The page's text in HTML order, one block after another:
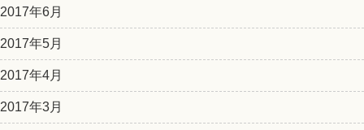
2017年6月
2017年5月
2017年4月
2017年3月